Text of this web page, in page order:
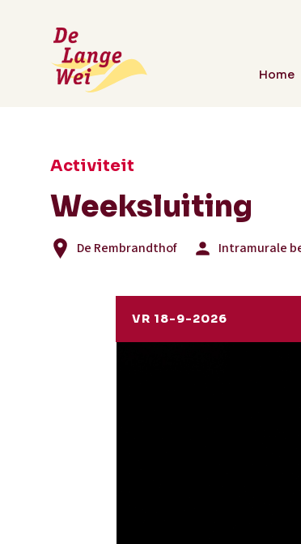
Home
Activiteit
Weeksluiting
De Rembrandthof Intramurale
VR 18-9-2026